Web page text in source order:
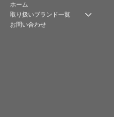
ホーム
取り扱いブランド一覧
お問い合わせ